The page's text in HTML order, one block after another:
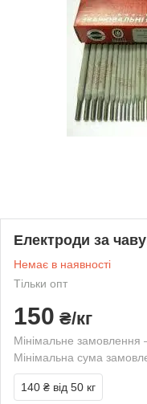
Електроди за
Немає в наявності
Тільки опт
150 ₴/кг
Мінімальне замовлення
Мінімальна сума
140 ₴ від 50 кг